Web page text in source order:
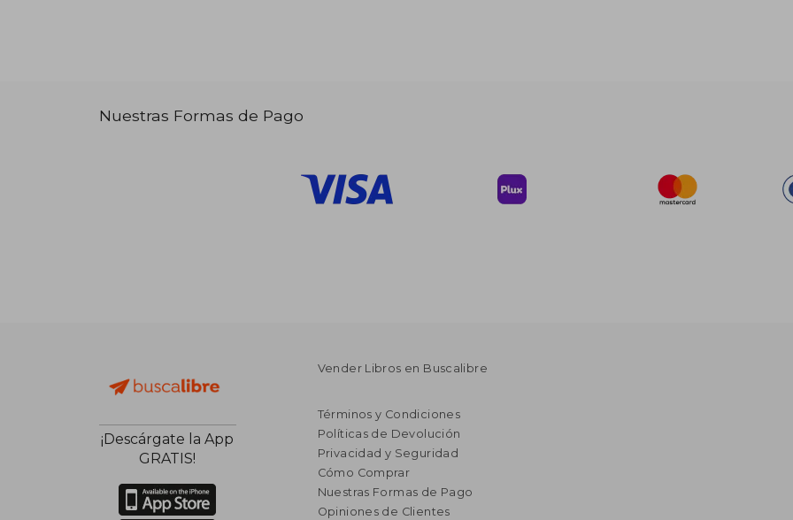
Nuestras Formas de Pago
¡Descárgate la App
GRATIS!
Vender Libros en Buscalibre
Términos y Condiciones
Políticas de Devolución
Privacidad y Seguridad
Cómo Comprar
Nuestras Formas de Pago
Opiniones de Clientes